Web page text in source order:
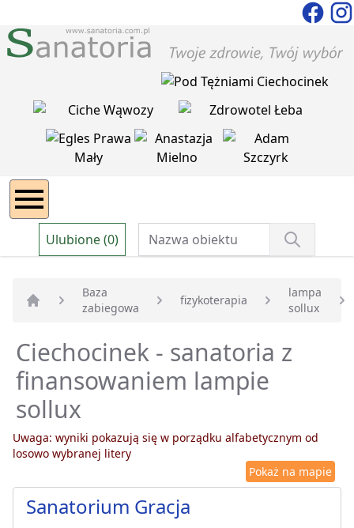
Ulubione (0)
Strona główna
Baza
zabiegowa
fizykoterapia
lampa
sollux
Ciechocinek - sanatoria z
finansowaniem lampie
sollux
Uwaga: wyniki pokazują się w porządku alfabetycznym od
losowo wybranej litery
Pokaż na mapie
Sanatorium Gracja